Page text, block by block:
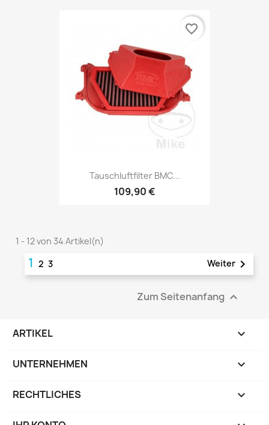
Tauschluftfilter BMC...
109,90 €
favorite_border
1 - 12 von 34 Artikel(n)
123 Weiter
Zum Seitenanfang 
ARTIKEL 
UNTERNEHMEN 
RECHTLICHES 